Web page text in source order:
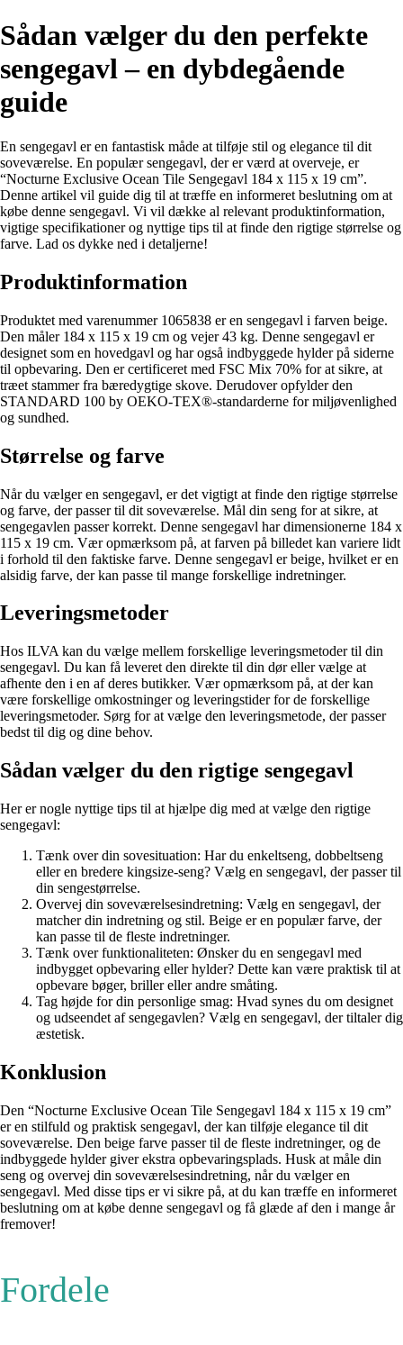
Sådan vælger du den perfekte
sengegavl – en dybdegående
guide
En sengegavl er en fantastisk måde at tilføje stil og elegance til dit
soveværelse. En populær sengegavl, der er værd at overveje, er
“Nocturne Exclusive Ocean Tile Sengegavl 184 x 115 x 19 cm”.
Denne artikel vil guide dig til at træffe en informeret beslutning om at
købe denne sengegavl. Vi vil dække al relevant produktinformation,
vigtige specifikationer og nyttige tips til at finde den rigtige størrelse og
farve. Lad os dykke ned i detaljerne!
Produktinformation
Produktet med varenummer 1065838 er en sengegavl i farven beige.
Den måler 184 x 115 x 19 cm og vejer 43 kg. Denne sengegavl er
designet som en hovedgavl og har også indbyggede hylder på siderne
til opbevaring. Den er certificeret med FSC Mix 70% for at sikre, at
træet stammer fra bæredygtige skove. Derudover opfylder den
STANDARD 100 by OEKO-TEX®-standarderne for miljøvenlighed
og sundhed.
Størrelse og farve
Når du vælger en sengegavl, er det vigtigt at finde den rigtige størrelse
og farve, der passer til dit soveværelse. Mål din seng for at sikre, at
sengegavlen passer korrekt. Denne sengegavl har dimensionerne 184 x
115 x 19 cm. Vær opmærksom på, at farven på billedet kan variere lidt
i forhold til den faktiske farve. Denne sengegavl er beige, hvilket er en
alsidig farve, der kan passe til mange forskellige indretninger.
Leveringsmetoder
Hos ILVA kan du vælge mellem forskellige leveringsmetoder til din
sengegavl. Du kan få leveret den direkte til din dør eller vælge at
afhente den i en af deres butikker. Vær opmærksom på, at der kan
være forskellige omkostninger og leveringstider for de forskellige
leveringsmetoder. Sørg for at vælge den leveringsmetode, der passer
bedst til dig og dine behov.
Sådan vælger du den rigtige sengegavl
Her er nogle nyttige tips til at hjælpe dig med at vælge den rigtige
sengegavl:
Tænk over din sovesituation: Har du enkeltseng, dobbeltseng
eller en bredere kingsize-seng? Vælg en sengegavl, der passer til
din sengestørrelse.
Overvej din soveværelsesindretning: Vælg en sengegavl, der
matcher din indretning og stil. Beige er en populær farve, der
kan passe til de fleste indretninger.
Tænk over funktionaliteten: Ønsker du en sengegavl med
indbygget opbevaring eller hylder? Dette kan være praktisk til at
opbevare bøger, briller eller andre småting.
Tag højde for din personlige smag: Hvad synes du om designet
og udseendet af sengegavlen? Vælg en sengegavl, der tiltaler dig
æstetisk.
Konklusion
Den “Nocturne Exclusive Ocean Tile Sengegavl 184 x 115 x 19 cm”
er en stilfuld og praktisk sengegavl, der kan tilføje elegance til dit
soveværelse. Den beige farve passer til de fleste indretninger, og de
indbyggede hylder giver ekstra opbevaringsplads. Husk at måle din
seng og overvej din soveværelsesindretning, når du vælger en
sengegavl. Med disse tips er vi sikre på, at du kan træffe en informeret
beslutning om at købe denne sengegavl og få glæde af den i mange år
fremover!
Fordele